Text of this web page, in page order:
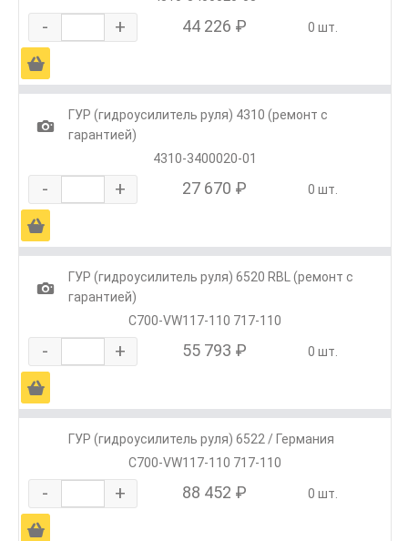
- + 44 226 ₽ 0 шт.
Ä
1
ГУР (гидроусилитель руля) 4310 (ремонт с
гарантией)
4310-3400020-01
- + 27 670 ₽ 0 шт.
Ä
1
ГУР (гидроусилитель руля) 6520 RBL (ремонт с
гарантией)
C700-VW117-110 717-110
- + 55 793 ₽ 0 шт.
Ä
ГУР (гидроусилитель руля) 6522 / Германия
С700-VW117-110 717-110
- + 88 452 ₽ 0 шт.
Ä